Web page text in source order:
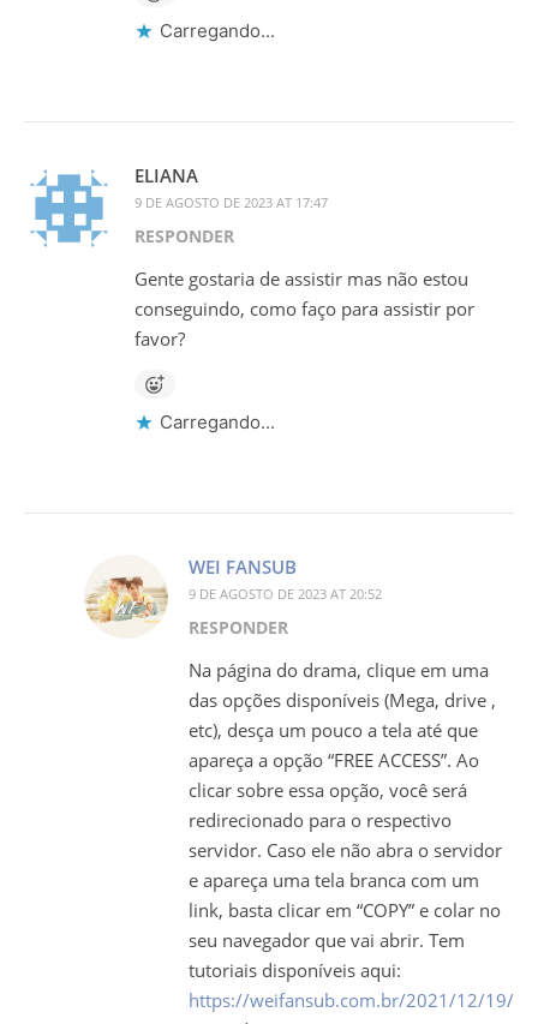
Carregando...
ELIANA
9 DE AGOSTO DE 2023 AT 17:47
RESPONDER
Gente gostaria de assistir mas não estou
conseguindo, como faço para assistir por
favor?
Carregando...
WEI FANSUB
9 DE AGOSTO DE 2023 AT 20:52
RESPONDER
Na página do drama, clique em uma
das opções disponíveis (Mega, drive ,
etc), desça um pouco a tela até que
apareça a opção “FREE ACCESS”. Ao
clicar sobre essa opção, você será
redirecionado para o respectivo
servidor. Caso ele não abra o servidor
e apareça uma tela branca com um
link, basta clicar em “COPY” e colar no
seu navegador que vai abrir. Tem
tutoriais disponíveis aqui:
https://weifansub.com.br/2021/12/19/